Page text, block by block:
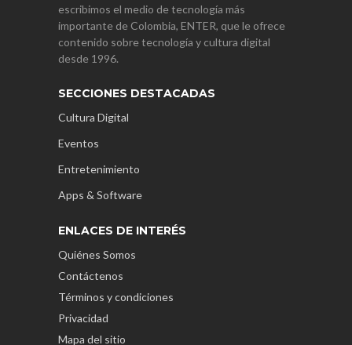
escribimos el medio de tecnología más
importante de Colombia, ENTER, que le ofrece
contenido sobre tecnología y cultura digital
desde 1996.
SECCIONES DESTACADAS
Cultura Digital
Eventos
Entretenimiento
Apps & Software
ENLACES DE INTERÉS
Quiénes Somos
Contáctenos
Términos y condiciones
Privacidad
Mapa del sitio